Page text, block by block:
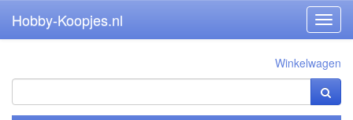
Hobby-Koopjes.nl
Winkelwagen